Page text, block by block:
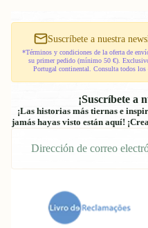
Suscríbete a nuestra
*Términos y condiciones de la oferta de
su primer pedido (mínimo 50 €).
Portugal continental. Consulta todos los
¡Suscríbete a
¡Las historias más tiernas e
jamás hayas visto están aquí!
electrónico